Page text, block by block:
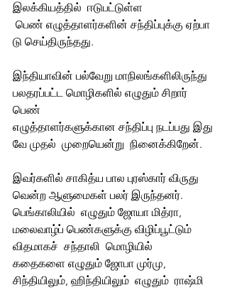
இலக்கியத்தில்  ஈடுபட்டுள்ள
பெண் எழுத்தாளர்களின் சந்திப்புக்கு ஏற்பா
டு செய்திருந்தது.
இந்தியாவின் பல்வேறு மாநிலங்களிலிருந்து
பலதரப்பட்ட மொழிகளில் எழுதும் சிறார்
பெண்
எழுத்தாளர்களுக்கான சந்திப்பு நடப்பது இது
வே முதல்  முறையென்று  நினைக்கிறேன்.
இவர்களில் சாகித்ய பால புரஸ்கார் விருது
வென்ற ஆளுமைகள் பலர் இருந்தனர்.
பெங்காலியில்  எழுதும் ஜோயா மித்ரா,
மலைவாழ்ப் பெண்களுக்கு விழிப்பூட்டும்
விதமாகச்  சந்தாலி  மொழியில்
கதைகளை எழுதும் ஜோபா முர்மு,
சிந்தியிலும், ஹிந்தியிலும்  எழுதும்  ராஷ்மி